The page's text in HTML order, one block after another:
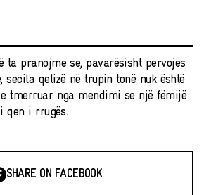
ta pranojmë se, pavarësisht përvojës
secila qelizë në trupin tonë nuk është
tmerruar nga mendimi se një fëmijë
qen i rrugës.
SHARE ON FACEBOOK